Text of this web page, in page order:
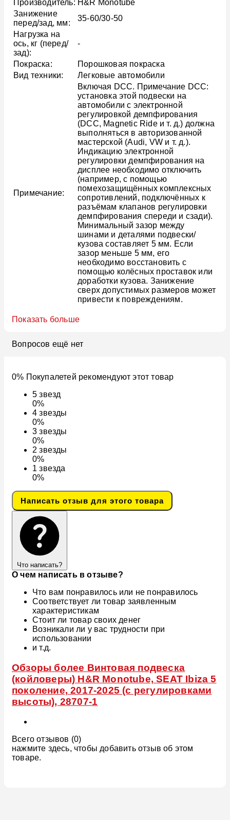
Производитель: H&R Monotube
Занижение
перед/зад, мм:
35-60/30-50
Нагрузка на
ось, кг (перед/
зад):
-
Покраска:
Порошковая покраска
Вид техники:
Легковые автомобили
Примечание:
Включая DCC. Примечание DCC:
установка этой подвески на
автомобили с электронной
регулировкой демпфирования
(DCC, Magnetic Ride и т. д.) должна
выполняться в авторизованной
мастерской (Audi, VW и т. д.).
Индикацию электронной
регулировки демпфирования на
дисплее необходимо отключить
(например, с помощью
помехозащищённых комплексных
сопротивлений, подключённых к
разъёмам клапанов регулировки
демпфирования спереди и сзади).
Минимальный зазор между
шинами и деталями подвески/
кузова составляет 5 мм. Если
зазор меньше 5 мм, его
необходимо восстановить с
помощью колёсных проставок или
доработки кузова. Занижение
сверх допустимых размеров может
привести к повреждениям.
Показать больше
Вопросов ещё нет
0% Покупалетей рекомендуют этот товар
5звезд
0%
4звезды
0%
3звезды
0%
2звезды
0%
1звезда
0%
Написать отзыв для этого товара
Что написать?
О чем написать в отзыве?
Что вам понравилось или не понравилось
Соответствует ли товар заявленным
характеристикам
Стоит ли товар своих денег
Возникали ли у вас трудности при
использовании
и т.д.
Обзоры более Винтовая подвеска
(койловеры) H&R Monotube, SEAT Ibiza 5
поколение, 2017-2025 (с регулировками
высоты), 28707-1
Всего отзывов (0)
нажмите здесь, чтобы добавить отзыв об этом
товаре.